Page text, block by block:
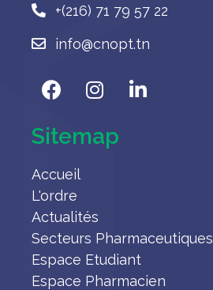
+(216) 71 79 57 22
info@cnopt.tn
Sitemap
Accueil
L'ordre
Actualités
Secteurs Pharmaceutiques
Espace Etudiant
Espace Pharmacien